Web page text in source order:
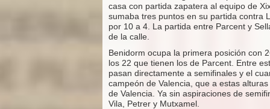
casa con partida zapatera al equipo de
sumaba tres puntos en su partida contra
por 10 a 4. La partida entre Parcent y
de la calle.
Benidorm ocupa la primera posición con
los 22 que tienen los de Parcent. Entre
pasan directamente a semifinales y el
campeón de Valencia, que a estas
de Valencia. Ya sin aspiraciones de
Vila, Petrer y Mutxamel.